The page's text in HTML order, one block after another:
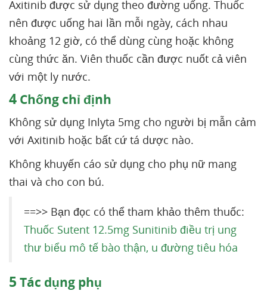
Axitinib được sử dụng theo đường uống. Thuốc
nên được uống hai lần mỗi ngày, cách nhau
khoảng 12 giờ, có thể dùng cùng hoặc không
cùng thức ăn. Viên thuốc cần được nuốt cả viên
với một ly nước.
4 Chống chỉ định
Không sử dụng Inlyta 5mg cho người bị mẫn cảm
với Axitinib hoặc bất cứ tá dược nào.
Không khuyến cáo sử dụng cho phụ nữ mang
thai và cho con bú.
==>> Bạn đọc có thể tham khảo thêm thuốc:
Thuốc Sutent 12.5mg Sunitinib điều trị ung
thư biểu mô tế bào thận, u đường tiêu hóa
5 Tác dụng phụ